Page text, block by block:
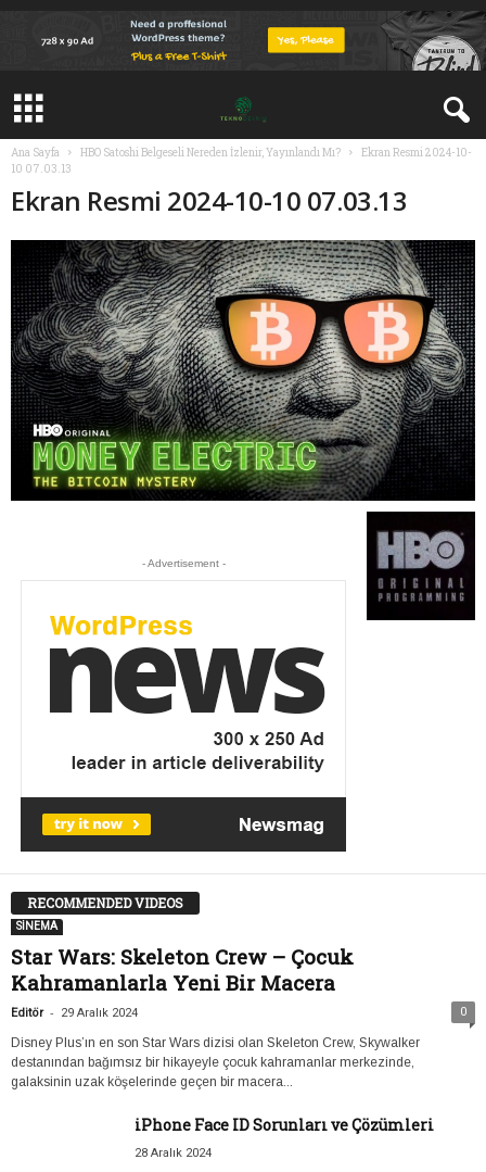
Ana Sayfa HBO Satoshi Belgeseli Nereden İzlenir, Yayınlandı Mı?
Ekran Resmi 2024-10-
10 07.03.13
Ekran Resmi 2024-10-10 07.03.13
- Advertisement -
RECOMMENDED VIDEOS
SİNEMA
Star Wars: Skeleton Crew – Çocuk
Kahramanlarla Yeni Bir Macera
Editör - 29 Aralık 2024 0
Disney Plus’ın en son Star Wars dizisi olan Skeleton Crew, Skywalker
destanından bağımsız bir hikayeyle çocuk kahramanlar merkezinde,
galaksinin uzak köşelerinde geçen bir macera...
iPhone Face ID Sorunları ve Çözümleri
28 Aralık 2024